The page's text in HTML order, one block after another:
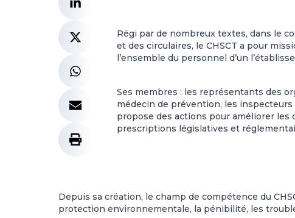
Régi par de nombreux textes, dans le
et des circulaires, le CHSCT a pour
l’ensemble du personnel d’un
Ses membres : les représentants des
médecin de prévention, les
propose des actions pour améliorer les
prescriptions législatives et
Depuis sa création, le champ de compétence du
protection environnementale, la pénibilité, les